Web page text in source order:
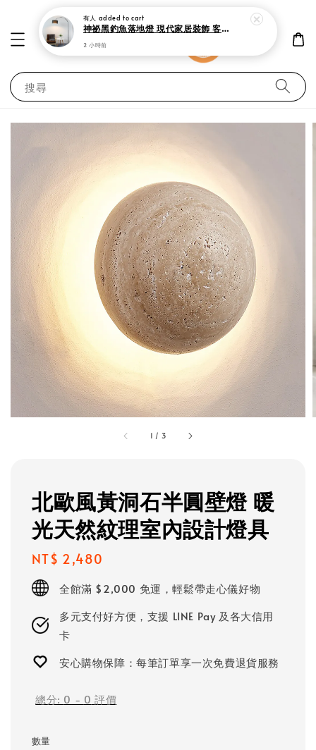
搜尋
1 / 3
北歐風黃洞石半圓壁燈 暖
光天然紋理室內設計燈具
Regular
price
NT$ 2,480
全館滿 $2,000 免運，輕鬆帶走心儀好物
多元支付好方便，支援 LINE Pay 及各大信用
卡
安心購物保障：每筆訂單享一次免費退貨服務
總分: 0 - 0 評價
數量
有人 added to cart
神祕黑釣魚落地燈 現代家居裝飾 客廳 書房與臥室立燈
2 小時前